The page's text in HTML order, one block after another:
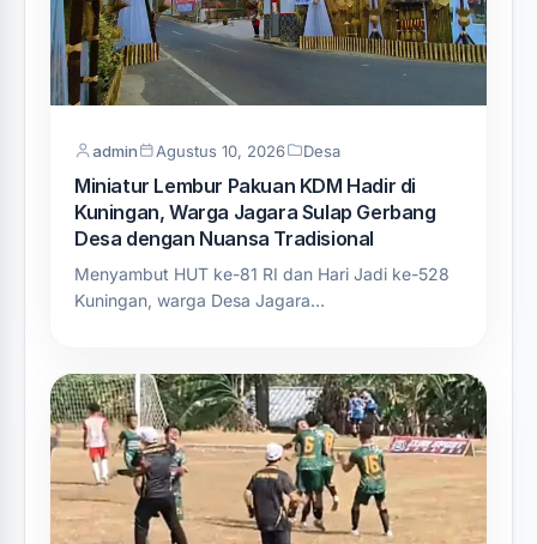
admin Agustus 10, 2026 Desa
Miniatur Lembur Pakuan KDM Hadir di
Kuningan, Warga Jagara Sulap Gerbang
Desa dengan Nuansa Tradisional
Menyambut HUT ke-81 RI dan Hari Jadi ke-528
Kuningan, warga Desa Jagara…